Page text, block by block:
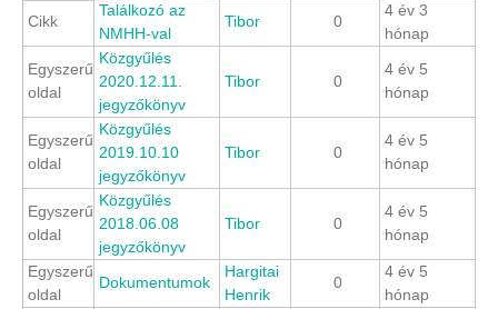
Cikk
Találkozó az
NMHH-val
Tibor 0
4 év 3
hónap
Egyszerű
oldal
Közgyűlés
2020.12.11.
jegyzőkönyv
Tibor 0
4 év 5
hónap
Egyszerű
oldal
Közgyűlés
2019.10.10
jegyzőkönyv
Tibor 0
4 év 5
hónap
Egyszerű
oldal
Közgyűlés
2018.06.08
jegyzőkönyv
Tibor 0
4 év 5
hónap
Egyszerű
oldal
Dokumentumok
Hargitai
Henrik
0
4 év 5
hónap